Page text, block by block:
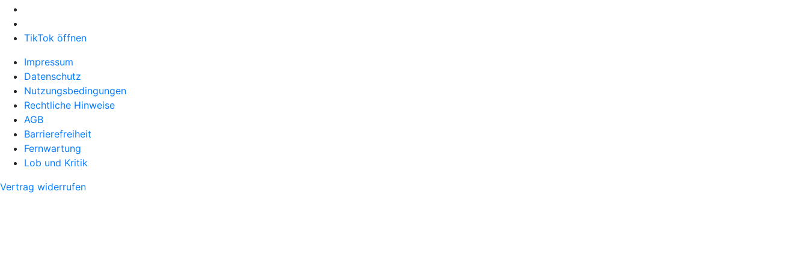
TikTok öffnen
Impressum
Datenschutz
Nutzungsbedingungen
Rechtliche Hinweise
AGB
Barrierefreiheit
Fernwartung
Lob und Kritik
Vertrag widerrufen